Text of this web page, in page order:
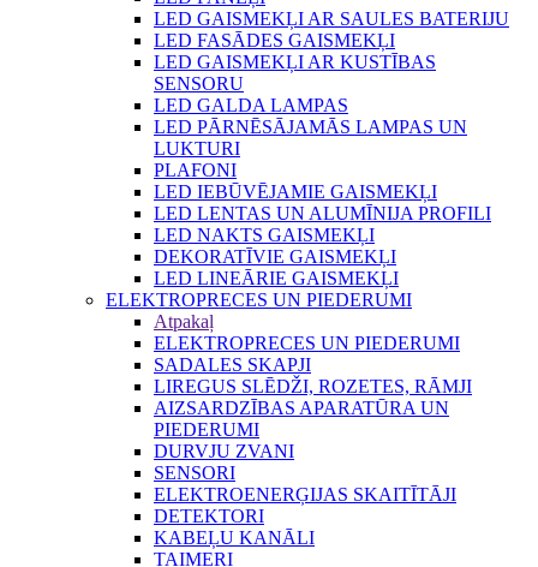
LED GAISMEKĻI AR SAULES BATERIJU
LED FASĀDES GAISMEKĻI
LED GAISMEKĻI AR KUSTĪBAS
SENSORU
LED GALDA LAMPAS
LED PĀRNĒSĀJAMĀS LAMPAS UN
LUKTURI
PLAFONI
LED IEBŪVĒJAMIE GAISMEKĻI
LED LENTAS UN ALUMĪNIJA PROFILI
LED NAKTS GAISMEKĻI
DEKORATĪVIE GAISMEKĻI
LED LINEĀRIE GAISMEKĻI
ELEKTROPRECES UN PIEDERUMI
Atpakaļ
ELEKTROPRECES UN PIEDERUMI
SADALES SKAPJI
LIREGUS SLĒDŽI, ROZETES, RĀMJI
AIZSARDZĪBAS APARATŪRA UN
PIEDERUMI
DURVJU ZVANI
SENSORI
ELEKTROENERĢIJAS SKAITĪTĀJI
DETEKTORI
KABEĻU KANĀLI
TAIMERI